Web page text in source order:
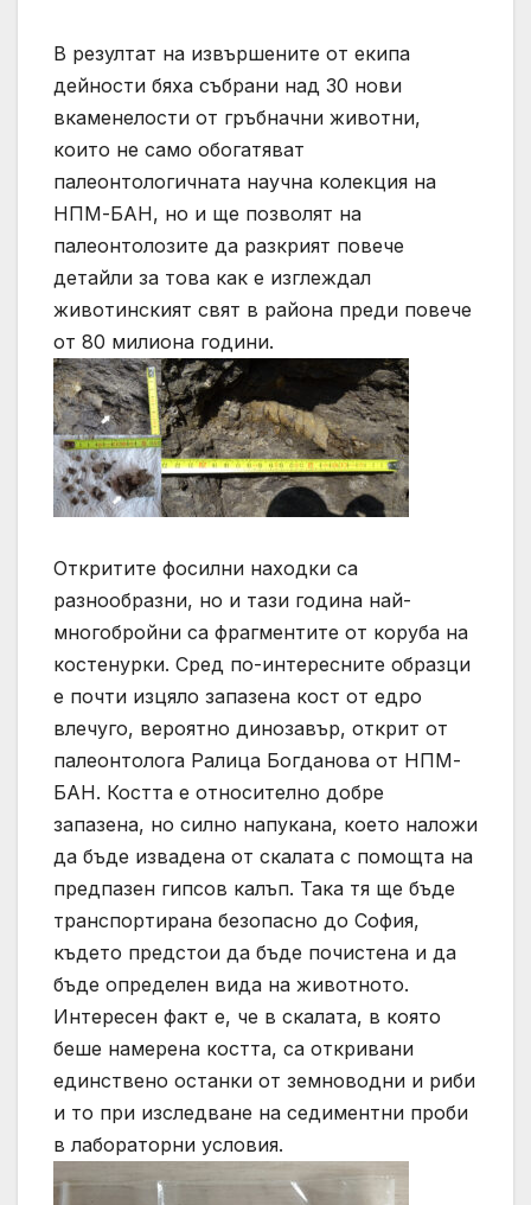
В резултат на извършените от екипа
дейности бяха събрани над 30 нови
вкаменелости от гръбначни животни,
които не само обогатяват
палеонтологичната научна колекция на
НПМ-БАН, но и ще позволят на
палеонтолозите да разкрият повече
детайли за това как е изглеждал
животинският свят в района преди повече
от 80 милиона години.
Откритите фосилни находки са
разнообразни, но и тази година най-
многобройни са фрагментите от коруба на
костенурки. Сред по-интересните образци
е почти изцяло запазена кост от едро
влечуго, вероятно динозавър, открит от
палеонтолога Ралица Богданова от НПМ-
БАН. Костта е относително добре
запазена, но силно напукана, което наложи
да бъде извадена от скалата с помощта на
предпазен гипсов калъп. Така тя ще бъде
транспортирана безопасно до София,
където предстои да бъде почистена и да
бъде определен вида на животното.
Интересен факт е, че в скалата, в която
беше намерена костта, са откривани
единствено останки от земноводни и риби
и то при изследване на седиментни проби
в лабораторни условия.